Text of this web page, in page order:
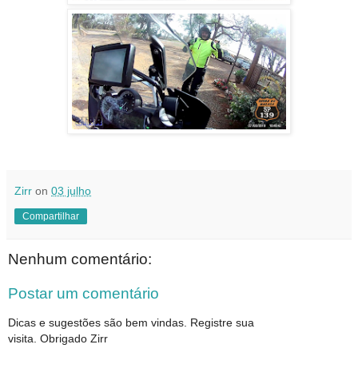
Zirr on 03 julho
Compartilhar
Nenhum comentário:
Postar um comentário
Dicas e sugestões são bem vindas. Registre sua
visita. Obrigado Zirr